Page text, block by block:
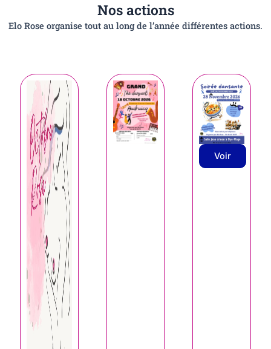
Nos actions
Elo Rose organise tout au long de l’année différentes actions.
Voir